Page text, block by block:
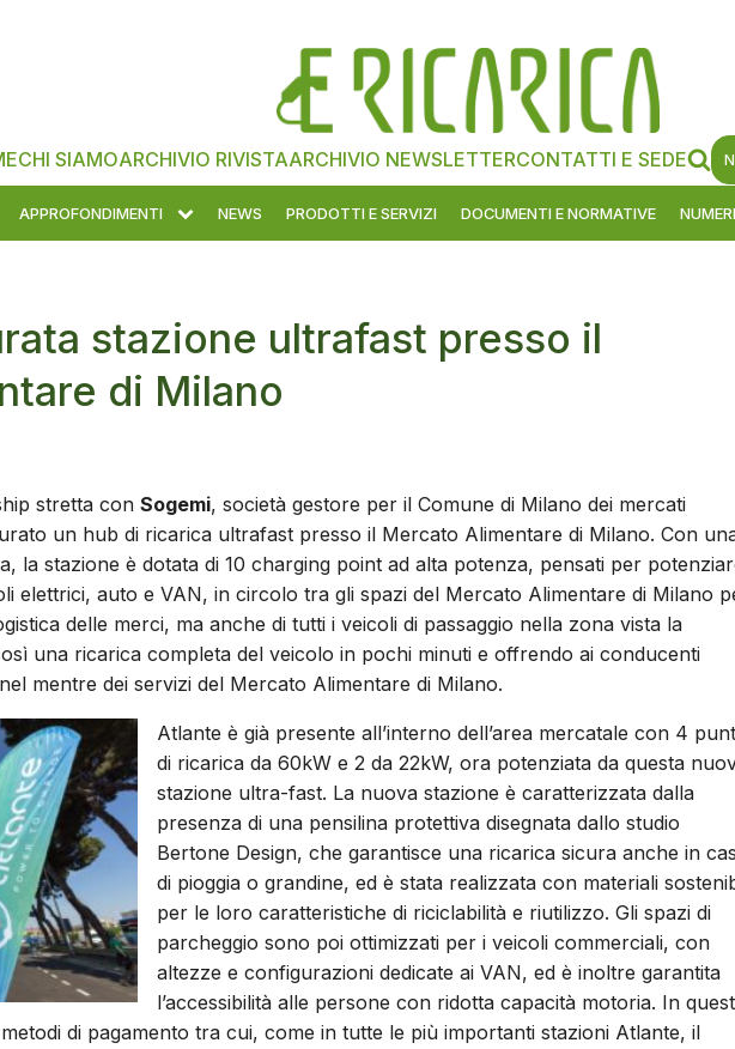
CHI SIAMOARCHIVIO RIVISTAARCHIVIO NEWSLETTERCONTATTI E SEDE
APPROFONDIMENTI NEWS PRODOTTI E SERVIZI DOCUMENTI E NORMATIVE
stazione ultrafast presso il
di Milano
stretta con Sogemi, società gestore per il Comune di Milano dei mercati
un hub di ricarica ultrafast presso il Mercato Alimentare di Milano. Con
la stazione è dotata di 10 charging point ad alta potenza, pensati per
elettrici, auto e VAN, in circolo tra gli spazi del Mercato Alimentare di Milano
delle merci, ma anche di tutti i veicoli di passaggio nella zona vista la
una ricarica completa del veicolo in pochi minuti e offrendo ai conducenti
mentre dei servizi del Mercato Alimentare di Milano.
Atlante è già presente all’interno dell’area mercatale con 4
di ricarica da 60kW e 2 da 22kW, ora potenziata da questa
stazione ultra-fast. La nuova stazione è caratterizzata dalla
presenza di una pensilina protettiva disegnata dallo studio
Bertone Design, che garantisce una ricarica sicura anche in
di pioggia o grandine, ed è stata realizzata con materiali
per le loro caratteristiche di riciclabilità e riutilizzo. Gli spazi di
parcheggio sono poi ottimizzati per i veicoli commerciali, con
altezze e configurazioni dedicate ai VAN, ed è inoltre garantita
l’accessibilità alle persone con ridotta capacità motoria. In
di pagamento tra cui, come in tutte le più importanti stazioni Atlante, il